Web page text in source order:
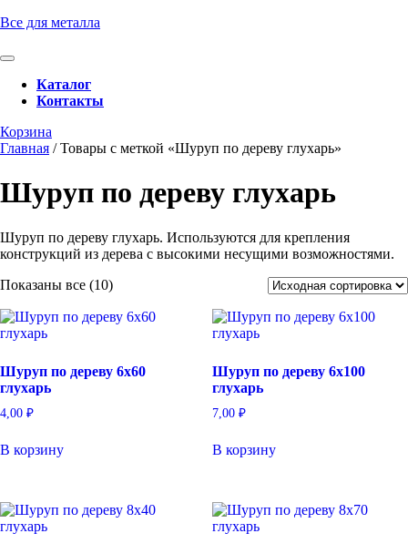
Перейти
содержимому
Все для металла
Кнопка
ОткрытьКаталог
Контакты
Кнопка
Закрыть
Корзина
консультацию
Главная / Товары с меткой «Шуруп по дереву глухарь»
Шуруп по дереву глухарь
Шуруп по дереву глухарь. Используются для крепления
конструкций из дерева с высокими несущими возможностями.
Показаны все (10)
Шуруп по дереву 6х60
глухарь
4,00 ₽
В корзину
Шуруп по дереву 6х100
глухарь
7,00 ₽
В корзину